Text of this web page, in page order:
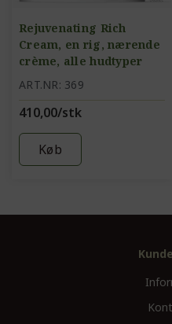
Rejuvenating Rich
Cream, en rig, nærende
crème, alle hudtyper
ART.NR: 369
410,00/stk
Køb